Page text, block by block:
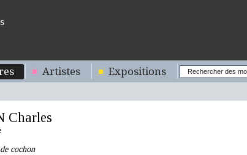
Artistes Expositions
Charles
cochon